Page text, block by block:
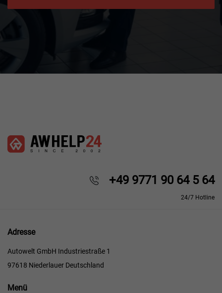
+49 9771 90 64 5 64
24/7 Hotline
Adresse
Autowelt GmbH Industriestraße 1
97618 Niederlauer Deutschland
Menü
Menü